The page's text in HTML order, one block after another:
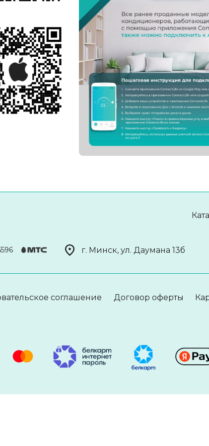
г. Минск, ул. Даумана 13б
соглашение Договор оферты
(ООО «Винтертех») в лице Директора Толстенкова